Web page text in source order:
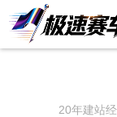
20年建站